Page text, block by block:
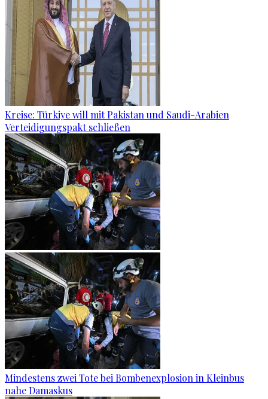
Kreise: Türkiye will mit Pakistan und Saudi-Arabien
Verteidigungspakt schließen
Mindestens zwei Tote bei Bombenexplosion in Kleinbus
nahe Damaskus